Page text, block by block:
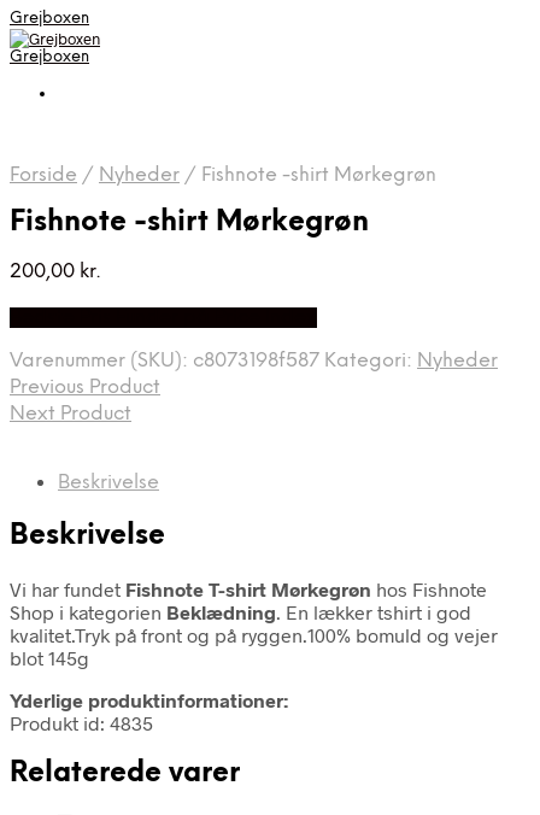
Grejboxen
Grejboxen
Forside / Nyheder / Fishnote -shirt Mørkegrøn
Fishnote -shirt Mørkegrøn
200,00 kr.
Varenummer (SKU): c8073198f587 Kategori: Nyheder
Previous Product
Next Product
Beskrivelse
Beskrivelse
Vi har fundet Fishnote T-shirt Mørkegrøn hos Fishnote
Shop i kategorien Beklædning. En lækker tshirt i god
kvalitet.Tryk på front og på ryggen.100% bomuld og vejer
blot 145g
Yderlige produktinformationer:
Produkt id: 4835
Relaterede varer